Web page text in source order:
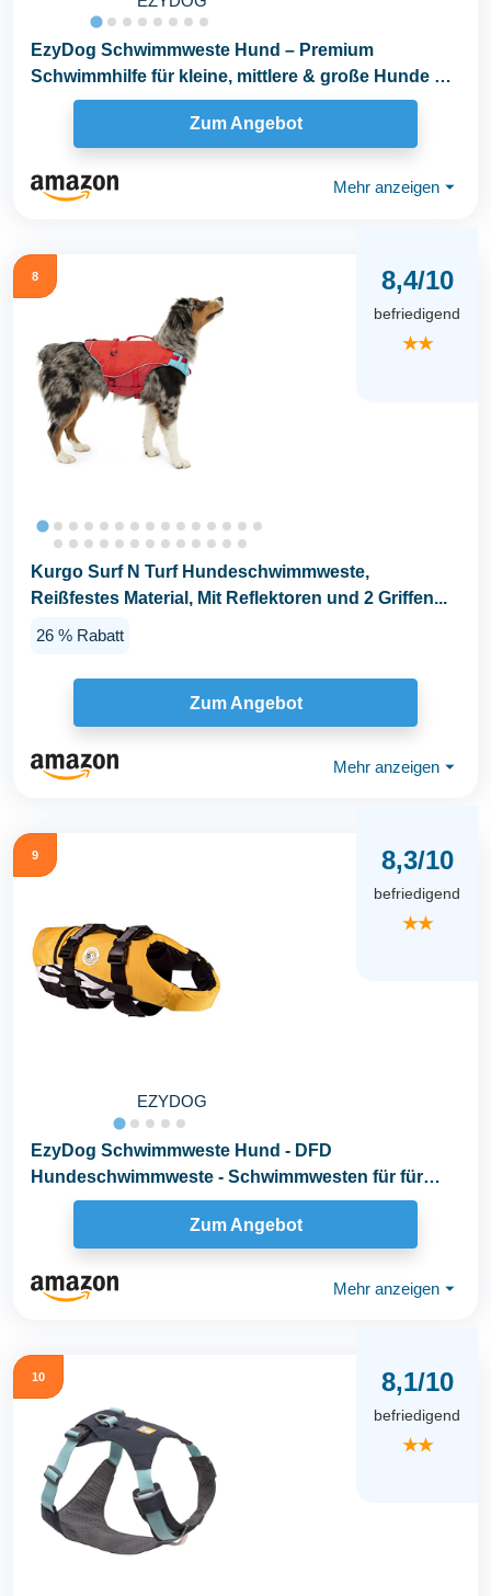
EzyDog Schwimmweste Hund – Premium
Schwimmhilfe für kleine, mittlere & große Hunde –
DFD X...
Zum Angebot
Mehr anzeigen ⏷
8 8,4/10
befriedigend
★★
Kurgo Surf N Turf Hundeschwimmweste,
Reißfestes Material, Mit Reflektoren und 2 Griffen...
26 % Rabatt
Zum Angebot
Mehr anzeigen ⏷
9
EZYDOG
8,3/10
befriedigend
★★
EzyDog Schwimmweste Hund - DFD
Hundeschwimmweste - Schwimmwesten für für
Kleine, Mittelgroße und...
Zum Angebot
Mehr anzeigen ⏷
10 8,1/10
befriedigend
★★